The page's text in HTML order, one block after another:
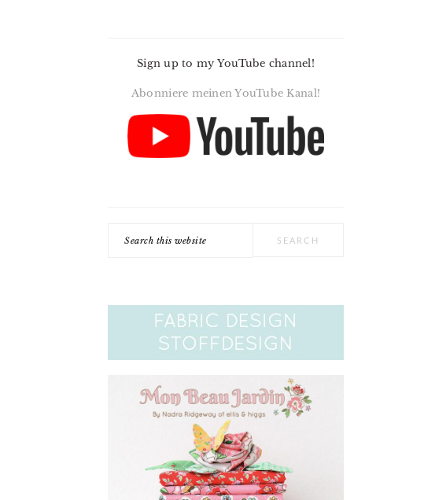
Sign up to my YouTube channel!
Abonniere meinen YouTube Kanal!